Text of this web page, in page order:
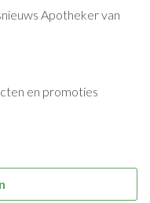
Apotheker van
en promoties